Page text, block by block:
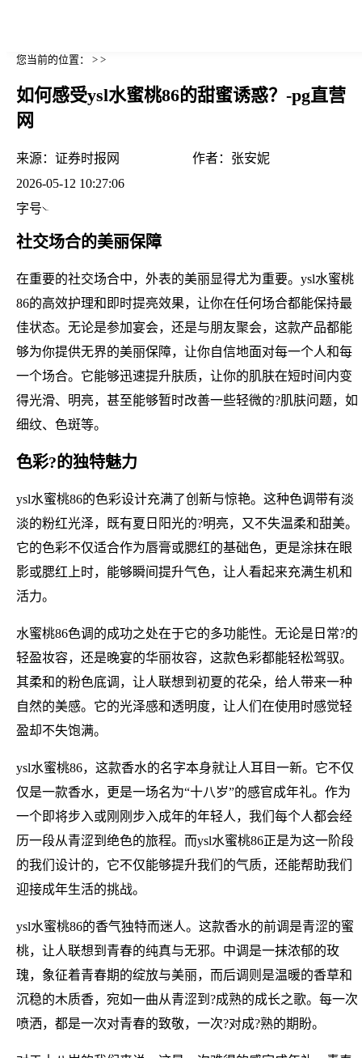
您当前的位置： > >
如何感受ysl水蜜桃86的甜蜜诱惑？-pg直营
网
来源： 证券时报网 作者： 张安妮
2026-05-12 10:27:06
字号
社交场合的美丽保障
在重要的社交场合中，外表的美丽显得尤为重要。ysl水蜜桃
86的高效护理和即时提亮效果，让你在任何场合都能保持最
佳状态。无论是参加宴会，还是与朋友聚会，这款产品都能
够为你提供无界的美丽保障，让你自信地面对每一个人和每
一个场合。它能够迅速提升肤质，让你的肌肤在短时间内变
得光滑、明亮，甚至能够暂时改善一些轻微的?肌肤问题，如
细纹、色斑等。
色彩?的独特魅力
ysl水蜜桃86的色彩设计充满了创新与惊艳。这种色调带有淡
淡的粉红光泽，既有夏日阳光的?明亮，又不失温柔和甜美。
它的色彩不仅适合作为唇膏或腮红的基础色，更是涂抹在眼
影或腮红上时，能够瞬间提升气色，让人看起来充满生机和
活力。
水蜜桃86色调的成功之处在于它的多功能性。无论是日常?的
轻盈妆容，还是晚宴的华丽妆容，这款色彩都能轻松驾驭。
其柔和的粉色底调，让人联想到初夏的花朵，给人带来一种
自然的美感。它的光泽感和透明度，让人们在使用时感觉轻
盈却不失饱满。
ysl水蜜桃86，这款香水的名字本身就让人耳目一新。它不仅
仅是一款香水，更是一场名为“十八岁”的感官成年礼。作为
一个即将步入或刚刚步入成年的年轻人，我们每个人都会经
历一段从青涩到绝色的旅程。而ysl水蜜桃86正是为这一阶段
的我们设计的，它不仅能够提升我们的气质，还能帮助我们
迎接成年生活的挑战。
ysl水蜜桃86的香气独特而迷人。这款香水的前调是青涩的蜜
桃，让人联想到青春的纯真与无邪。中调是一抹浓郁的玫
瑰，象征着青春期的绽放与美丽，而后调则是温暖的香草和
沉稳的木质香，宛如一曲从青涩到?成熟的成长之歌。每一次
喷洒，都是一次对青春的致敬，一次?对成?熟的期盼。